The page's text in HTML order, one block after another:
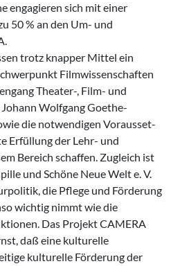
engagieren sich mit einer
50 % an den Um- und
trotz knap­per Mittel ein
Filmwissenschaften
Theater-, Film- und
Wolfgang Goethe-
die notwendigen Vorausset­
Erfüllung der Lehr- und
Bereich schaffen. Zugleich ist
und Schöne Neue Welt e. V.
die Pflege und Förderung
wichtig nimmt wie die
Das Projekt CAMERA
daß eine kulturel­le
kulturelle Förderung der